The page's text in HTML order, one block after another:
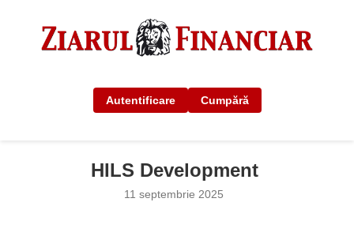
Autentificare Cumpără
HILS Development
11 septembrie 2025